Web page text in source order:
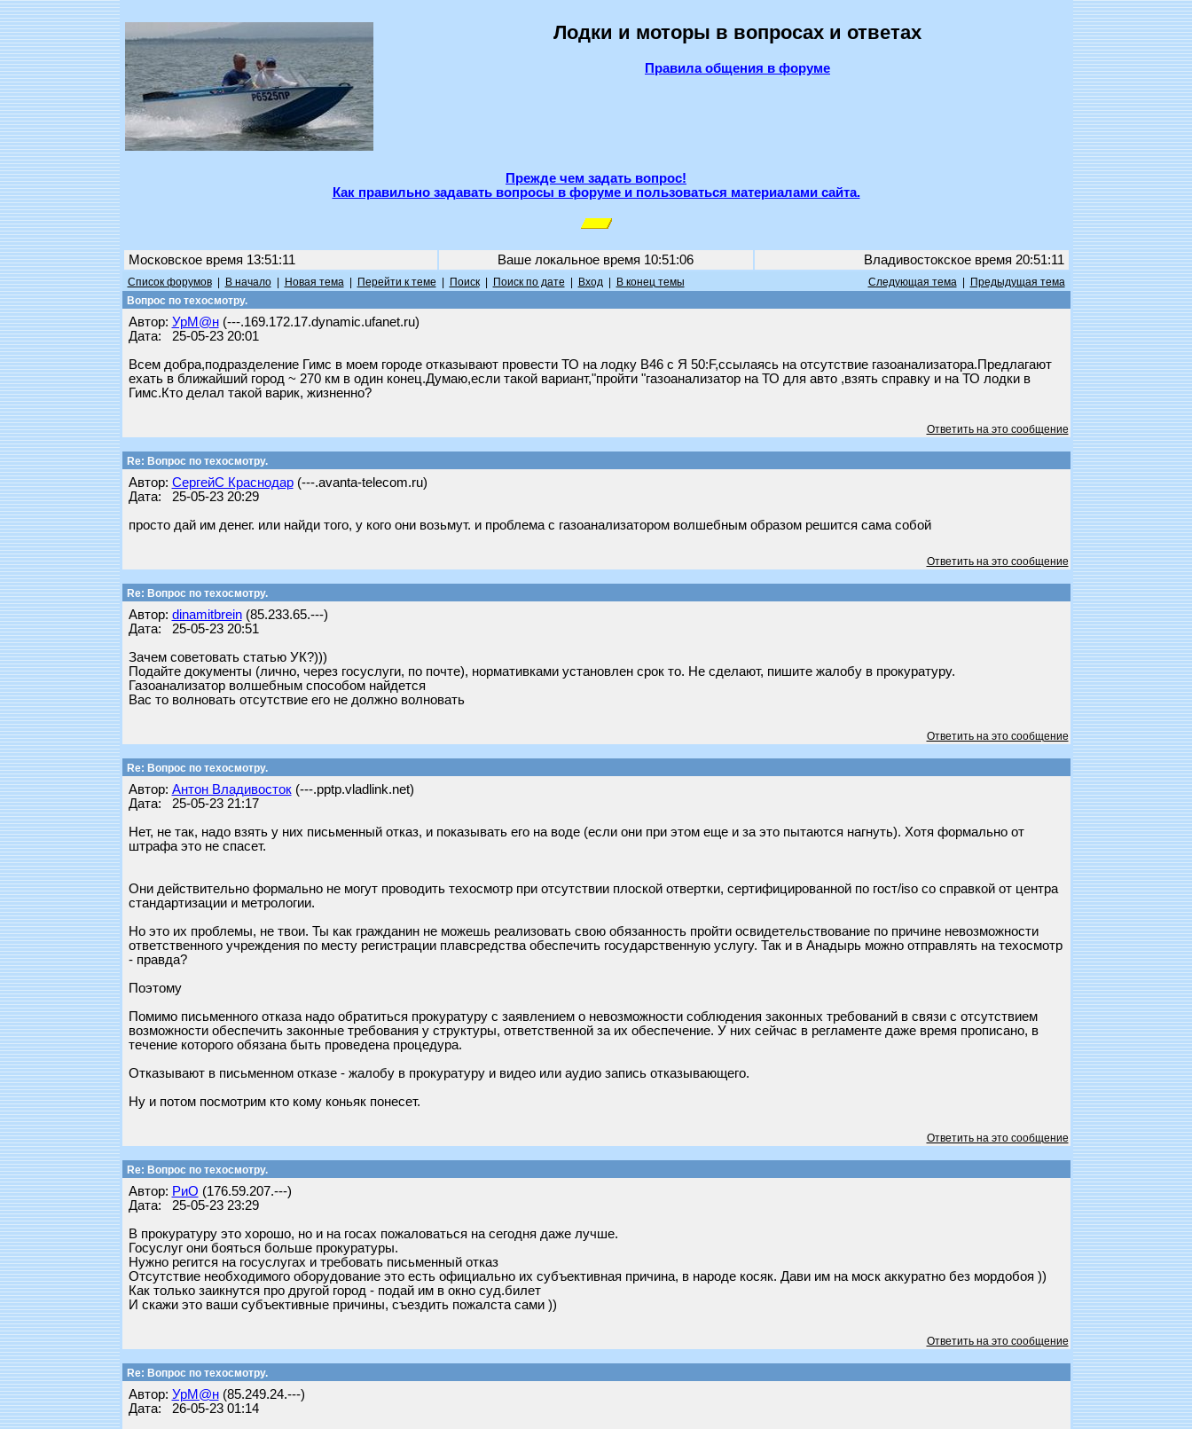
Лодки и моторы в вопросах и ответах
Правила общения в форуме
Прежде чем задать вопрос!
Как правильно задавать вопросы в форуме и пользоваться материалами сайта.
Московское время 13:51:11 Ваше локальное время 10:51:06 Владивостокское время 20:51:11
Список форумов| В начало| Новая тема| Перейти к теме Поиск| Поиск по дате Вход| В конец темы Следующая тема|
Предыдущая тема
Вопрос по техосмотру.
Автор: УрМ@н(---.169.172.17.dynamic.ufanet.ru)
Дата: 25-05-23 20:01
Всем добра,подразделение Гимс в моем городе отказывают провести ТО на лодку В46 с Я 50:F,ссылаясь на отсутствие газоанализатора.Предлагают
ехать в ближайший город ~ 270 км в один конец.Думаю,если такой вариант,"пройти "газоанализатор на ТО для авто ,взять справку и на ТО лодки в
Гимс.Кто делал такой варик, жизненно?
Ответить на это сообщение
Re: Вопрос по техосмотру.
Автор: СергейС Краснодар(---.avanta-telecom.ru)
Дата: 25-05-23 20:29
просто дай им денег. или найди того, у кого они возьмут. и проблема с газоанализатором волшебным образом решится сама собой
Ответить на это сообщение
Re: Вопрос по техосмотру.
Автор: dinamitbrein(85.233.65.---)
Дата: 25-05-23 20:51
Зачем советовать статью УК?)))
Подайте документы (лично, через госуслуги, по почте), нормативками установлен срок то. Не сделают, пишите жалобу в прокуратуру.
Газоанализатор волшебным способом найдется
Вас то волновать отсутствие его не должно волновать
Ответить на это сообщение
Re: Вопрос по техосмотру.
Автор: Антон Владивосток(---.pptp.vladlink.net)
Дата: 25-05-23 21:17
Нет, не так, надо взять у них письменный отказ, и показывать его на воде (если они при этом еще и за это пытаются нагнуть). Хотя формально от
штрафа это не спасет.
Они действительно формально не могут проводить техосмотр при отсутствии плоской отвертки, сертифицированной по гост/iso со справкой от центра
стандартизации и метрологии.
Но это их проблемы, не твои. Ты как гражданин не можешь реализовать свою обязанность пройти освидетельствование по причине невозможности
ответственного учреждения по месту регистрации плавсредства обеспечить государственную услугу. Так и в Анадырь можно отправлять на техосмотр
- правда?
Поэтому
Помимо письменного отказа надо обратиться прокуратуру с заявлением о невозможности соблюдения законных требований в связи с отсутствием
возможности обеспечить законные требования у структуры, ответственной за их обеспечение. У них сейчас в регламенте даже время прописано, в
течение которого обязана быть проведена процедура.
Отказывают в письменном отказе - жалобу в прокуратуру и видео или аудио запись отказывающего.
Ну и потом посмотрим кто кому коньяк понесет.
Ответить на это сообщение
Re: Вопрос по техосмотру.
Автор: РиО (176.59.207.---)
Дата: 25-05-23 23:29
В прокуратуру это хорошо, но и на госах пожаловаться на сегодня даже лучше.
Госуслуг они бояться больше прокуратуры.
Нужно регится на госуслугах и требовать письменный отказ
Отсутствие необходимого оборудование это есть официально их субъективная причина, в народе косяк. Дави им на моск аккуратно без мордобоя ))
Как только заикнутся про другой город - подай им в окно суд.билет
И скажи это ваши субъективные причины, съездить пожалста сами ))
Ответить на это сообщение
Re: Вопрос по техосмотру.
Автор: УрМ@н(85.249.24.---)
Дата: 26-05-23 01:14